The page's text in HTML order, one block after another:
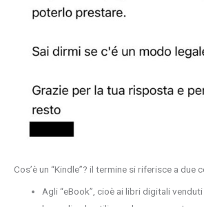
Cos’è un “Kindle”? il termine si riferisce a due
Agli “eBook”, cioè ai libri digitali